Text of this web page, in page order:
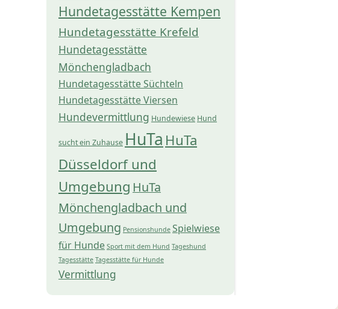
Hundetagesstätte Kempen
Hundetagesstätte Krefeld
Hundetagesstätte
Mönchengladbach
Hundetagesstätte Süchteln
Hundetagesstätte Viersen
Hundevermittlung Hundewiese Hund
sucht ein Zuhause HuTa HuTa
Düsseldorf und
Umgebung HuTa
Mönchengladbach und
Umgebung Pensionshunde Spielwiese
für Hunde Sport mit dem Hund Tageshund
Tagesstätte Tagesstätte für Hunde
Vermittlung